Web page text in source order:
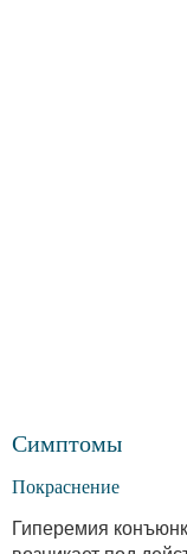
Симптомы
Покраснение
Гиперемия